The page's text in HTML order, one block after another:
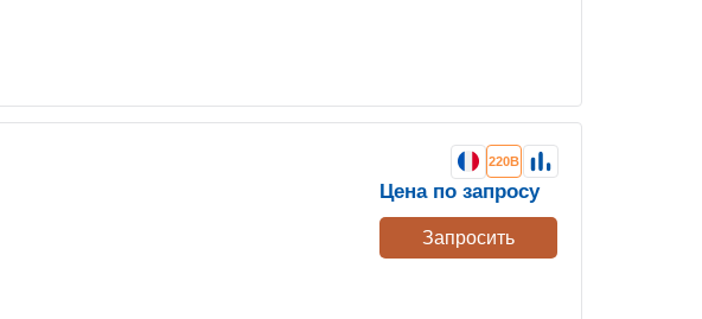
220В
Цена по запросу
Запросить